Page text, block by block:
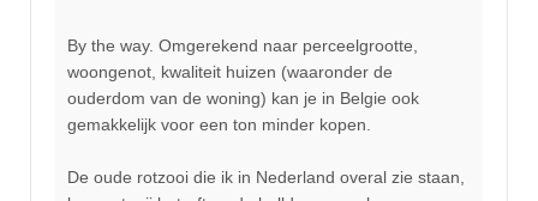
By the way. Omgerekend naar perceelgrootte,
woongenot, kwaliteit huizen (waaronder de
ouderdom van de woning) kan je in Belgie ook
gemakkelijk voor een ton minder kopen.
De oude rotzooi die ik in Nederland overal zie staan,